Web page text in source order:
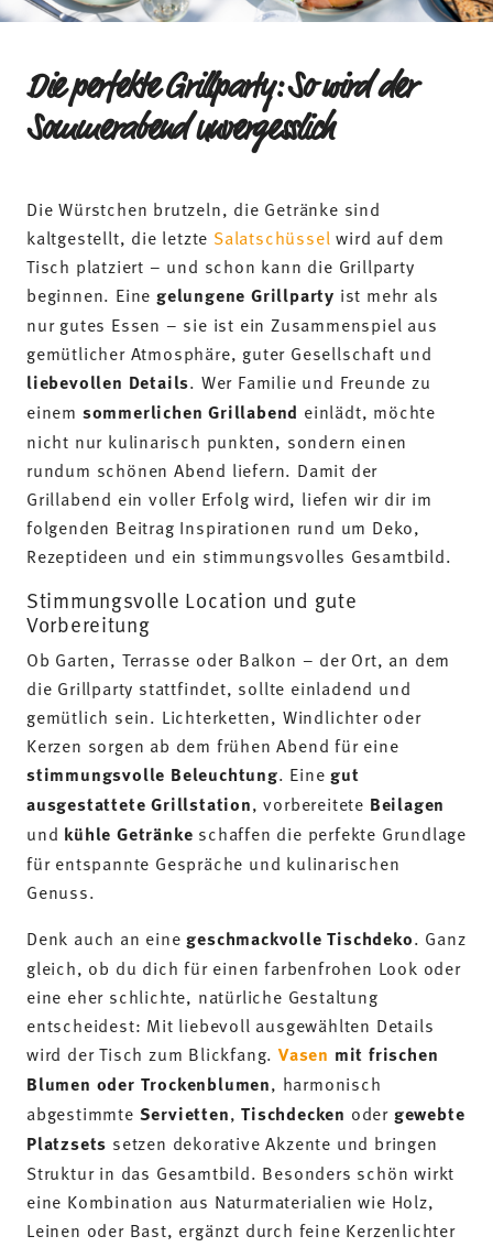
Die perfekte Grillparty: So wird der
Sommerabend unvergesslich
Die Würstchen brutzeln, die Getränke sind
kaltgestellt, die letzte Salatschüssel wird auf dem
Tisch platziert – und schon kann die Grillparty
beginnen. Einegelungene Grillparty ist mehr als
nur gutes Essen – sie ist ein Zusammenspiel aus
gemütlicher Atmosphäre, guter Gesellschaft und
liebevollen Details. Wer Familie und Freunde zu
einem sommerlichen Grillabend einlädt, möchte
nicht nur kulinarisch punkten, sondern einen
rundum schönen Abend liefern. Damit der
Grillabend ein voller Erfolg wird, liefen wir dir im
folgenden Beitrag Inspirationen rund um Deko,
Rezeptideen und ein stimmungsvolles Gesamtbild.
Stimmungsvolle Location und gute
Vorbereitung
Ob Garten, Terrasse oder Balkon – der Ort, an dem
die Grillparty stattfindet, sollte einladend und
gemütlich sein. Lichterketten, Windlichter oder
Kerzen sorgen ab dem frühen Abend für eine
stimmungsvolle Beleuchtung. Einegut
ausgestattete Grillstation, vorbereitete Beilagen
und kühle Getränke schaffen die perfekte Grundlage
für entspannte Gespräche und kulinarischen
Genuss.
Denk auch an einegeschmackvolle Tischdeko. Ganz
gleich, ob du dich für einen farbenfrohen Look oder
eine eher schlichte, natürliche Gestaltung
entscheidest: Mit liebevoll ausgewählten Details
wird der Tisch zum Blickfang.Vasen mit frischen
Blumen oder Trockenblumen, harmonisch
abgestimmte Servietten,Tischdecken oder gewebte
Platzsets setzen dekorative Akzente und bringen
Struktur in das Gesamtbild. Besonders schön wirkt
eine Kombination aus Naturmaterialien wie Holz,
Leinen oder Bast, ergänzt durch feine Kerzenlichter